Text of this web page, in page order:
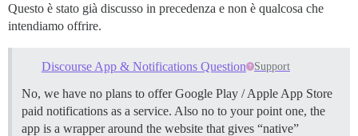
Questo è stato già discusso in precedenza e non è qualcosa che
intendiamo offrire.
Discourse App & Notifications Question Support
No, we have no plans to offer Google Play / Apple App Store
paid notifications as a service. Also no to your point one, the
app is a wrapper around the website that gives “native”